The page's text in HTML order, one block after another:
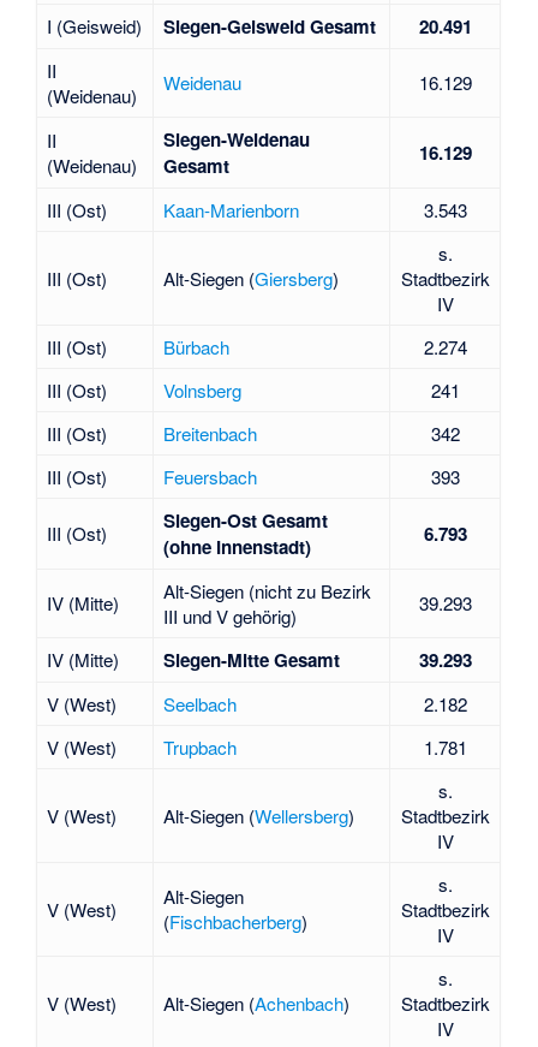
I (Geisweid)
Siegen-Geisweid Gesamt 20.491
II
(Weidenau)
Weidenau 16.129
II
(Weidenau)
Siegen-Weidenau
Gesamt
16.129
III (Ost) Kaan-Marienborn 3.543
III (Ost) Alt-Siegen (Giersberg)
s.
Stadtbezirk
IV
III (Ost)
Bürbach
2.274
III (Ost)
Volnsberg
241
III (Ost)
Breitenbach
342
III (Ost)
Feuersbach 393
III (Ost)
Siegen-Ost Gesamt
(ohne Innenstadt)
6.793
IV (Mitte)
Alt-Siegen (nicht zu Bezirk
III und V gehörig)
39.293
IV (Mitte) Siegen-Mitte Gesamt 39.293
V (West) Seelbach
2.182
V (West)
Trupbach 1.781
V (West) Alt-Siegen (Wellersberg)
s.
Stadtbezirk
IV
V (West)
Alt-Siegen
(Fischbacherberg)
s.
Stadtbezirk
IV
V (West) Alt-Siegen (Achenbach)
s.
Stadtbezirk
IV